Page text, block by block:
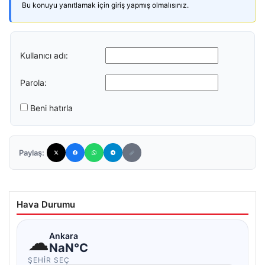
Bu konuyu yanıtlamak için giriş yapmış olmalısınız.
Kullanıcı adı:
Parola:
Beni hatırla
Paylaş:
Hava Durumu
☁Ankara
NaN°C
ŞEHIR SEÇ